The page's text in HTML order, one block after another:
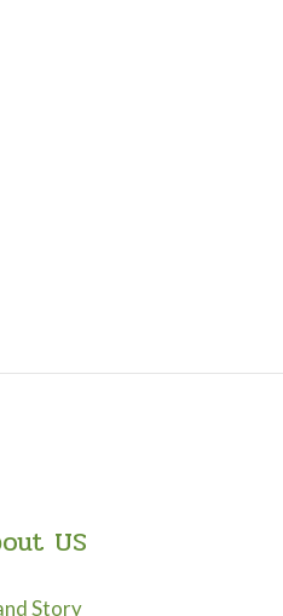
US
Story